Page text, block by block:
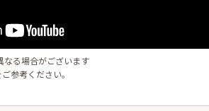
る場合がございます
参考ください。